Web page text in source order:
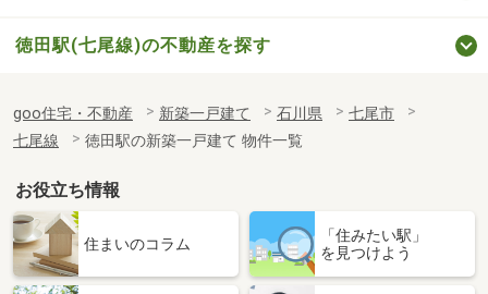
徳田駅(七尾線)の不動産を探す
goo住宅・不動産 新築一戸建て 石川県
七尾市
七尾線
徳田駅の新築一戸建て 物件一覧
お役立ち情報
住まいのコラム
「住みたい駅」
を見つけよう